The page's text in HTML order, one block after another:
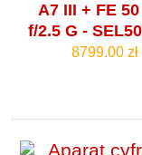
A7 III + FE
f/2.5 G -
8799.00 zł